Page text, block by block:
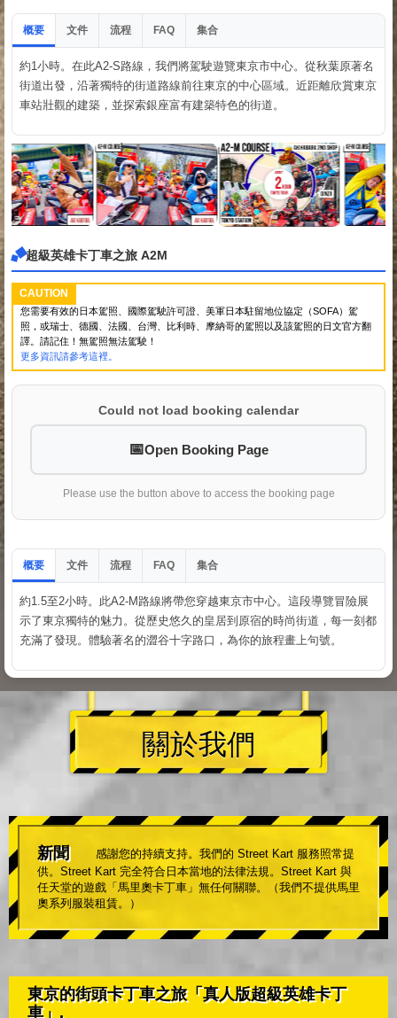
概要 文件 流程 FAQ 集合
約1小時。在此A2-S路線，我們將駕駛遊覽東京市中心。從秋葉原著名
街道出發，沿著獨特的街道路線前往東京的中心區域。近距離欣賞東京
車站壯觀的建築，並探索銀座富有建築特色的街道。
超級英雄卡丁車之旅 A2M
CAUTION
您需要有效的日本駕照、國際駕駛許可證、美軍日本駐留地位協定（SOFA）駕
照，或瑞士、德國、法國、台灣、比利時、摩納哥的駕照以及該駕照的日文官方翻
譯。請記住！無駕照無法駕駛！
更多資訊請參考這裡。
Could not load booking calendar
Open Booking Page
Please use the button above to access the booking page
概要 文件 流程 FAQ 集合
約1.5至2小時。此A2-M路線將帶您穿越東京市中心。這段導覽冒險展
示了東京獨特的魅力。從歷史悠久的皇居到原宿的時尚街道，每一刻都
充滿了發現。體驗著名的澀谷十字路口，為你的旅程畫上句號。
關於我們
新聞
感謝您的持續支持。我們的 Street Kart 服務照常提
供。Street Kart 完全符合日本當地的法律法規。Street Kart 與
任天堂的遊戲「馬里奧卡丁車」無任何關聯。（我們不提供馬里
奧系列服裝租賃。）
東京的街頭卡丁車之旅「真人版超級英雄卡丁
車」.